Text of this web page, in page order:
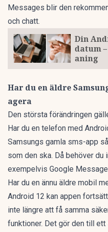
Messages blir den
och chatt.
Din
datum
aning
Har du en äldre
agera
Den största förändringen
Har du en telefon med
Samsungs gamla sms-app
som den ska. Då behöver du
exempelvis Google
Har du en ännu äldre mobil
Android 12 kan appen
inte längre att få samma
funktioner. Det gör den till